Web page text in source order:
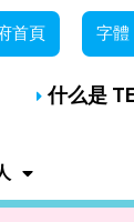
首頁 字體
什么是